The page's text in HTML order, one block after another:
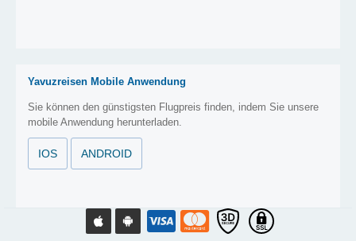
Yavuzreisen Mobile Anwendung
Sie können den günstigsten Flugpreis finden, indem Sie unsere
mobile Anwendung herunterladen.
IOS ANDROID